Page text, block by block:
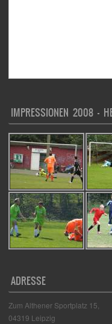
IMPRESSIONEN 2008 –
ADRESSE
Zum Althener Sportplatz 15,
04319 Leipzig